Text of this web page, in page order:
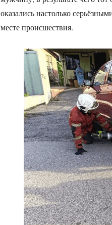
оказались настолько
месте происшествия.